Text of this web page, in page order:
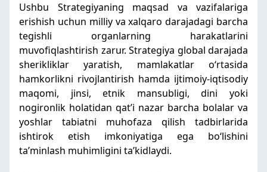
Ushbu Strategiyaning maqsad va vazifalariga
erishish uchun milliy va xalqaro darajadagi barcha
tegishli organlarning harakatlarini
muvofiqlashtirish zarur. Strategiya global darajada
sherikliklar yaratish, mamlakatlar oʻrtasida
hamkorlikni rivojlantirish hamda ijtimoiy-iqtisodiy
maqomi, jinsi, etnik mansubligi, dini yoki
nogironlik holatidan qatʼi nazar barcha bolalar va
yoshlar tabiatni muhofaza qilish tadbirlarida
ishtirok etish imkoniyatiga ega boʻlishini
taʼminlash muhimligini taʼkidlaydi.